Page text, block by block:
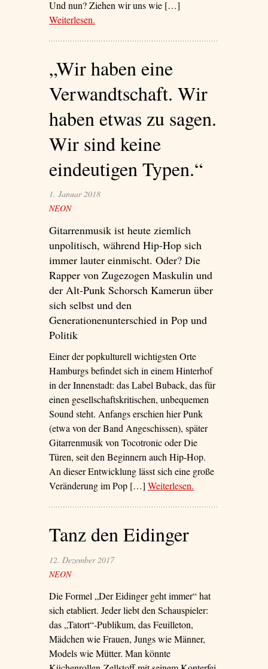
Und nun? Ziehen wir uns wie […]
Weiterlesen– ‘Klänge aus der Arche Noah’
.
„Wir haben eine
Verwandtschaft. Wir
haben etwas zu sagen.
Wir sind keine
eindeutigen Typen.“
1. Januar 2018
NEON
Gitarrenmusik ist heute ziemlich
unpolitisch, während Hip-Hop sich
immer lauter einmischt. Oder? Die
Rapper von Zugezogen Maskulin und
der Alt-Punk Schorsch Kamerun über
sich selbst und den
Generationenunterschied in Pop und
Politik
Einer der popkulturell wichtigsten Orte
Hamburgs befindet sich in einem Hinterhof
in der Innenstadt: das Label Buback, das für
einen gesellschaftskritischen, unbequemen
Sound steht. Anfangs erschien hier Punk
(etwa von der Band Angeschissen), später
Gitarrenmusik von Tocotronic oder Die
Türen, seit den Beginnern auch Hip-Hop.
An dieser Entwicklung lässt sich eine große
Veränderung im Pop […] Weiterlesen– ‘„Wir haben eine
.
Tanz den Eidinger
12. Dezember 2017
NEON
Die Formel „Der Eidinger geht immer“ hat
sich etabliert. Jeder liebt den Schauspieler:
das „Tatort“-Publikum, das Feuilleton,
Mädchen wie Frauen, Jungs wie Männer,
Models wie Mütter. Man könnte